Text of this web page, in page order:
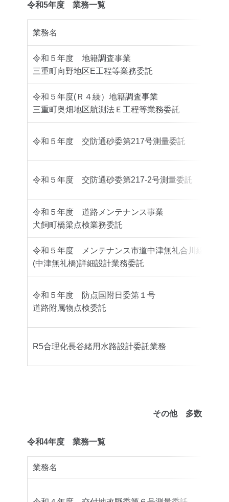
令和5年度 業務一覧
業務名
令和５年度 地籍調査事業
三重町向野地区E工程等業務委託
令和５年度(Ｒ４繰）地籍調査事業
三重町奥畑地区航測法Ｅ工程等業務委託
令和５年度 交防通砂委第217号測量委託
令和５年度 交防通砂委第217-2号測量委託
令和５年度 道路メンテナンス事業
犬飼町橋梁点検業務委託
令和５年度 メンテナンス市道中津無礼合川線
(中津無礼橋)詳細設計業務委託
令和５年度 防点国附日委第１号
道路附属物点検委託
R5合理化長谷緒用水路設計委託業務
その他 多数
令和4年度 業務一覧
業務名